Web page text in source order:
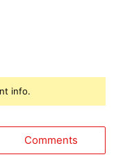
info.
Comments